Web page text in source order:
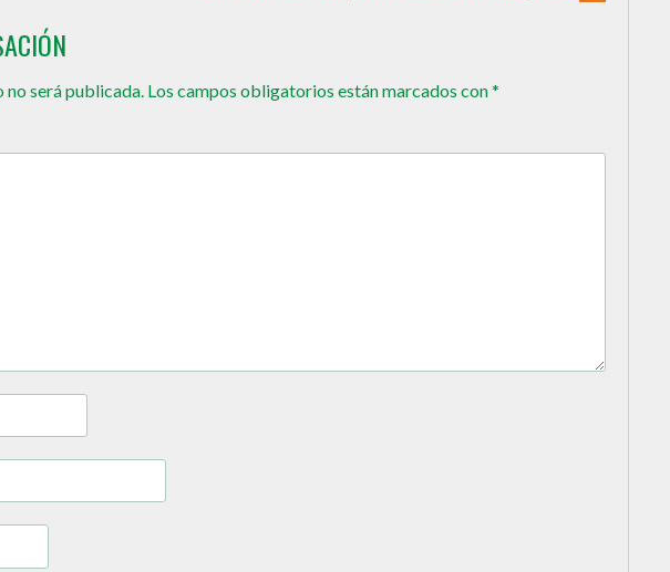
será publicada. Los campos obligatorios están marcados con*